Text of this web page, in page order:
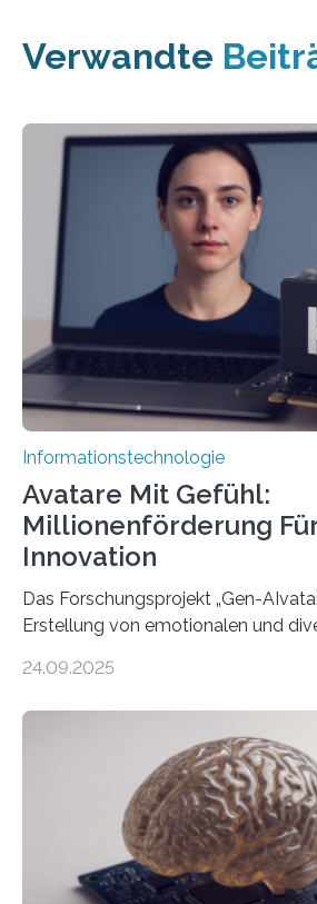
Verwandte
Informationstechnologie
Avatare Mit Gefühl:
Millionenförderung
Innovation
Das Forschungsprojekt „Gen-
Erstellung von emotionalen und
Förderung in Höhe von rund 2
der Universität Bonn und der TH
der MindPort GmbH eine neuartige,
Lösung zur Erzeugung von
Avatare. Gen-AIvatar entwickelt
kosteneffiziente Methoden, um
erstellen. „Besonders wichtig ist
Animation, bei der Stimme,
24.09.2025